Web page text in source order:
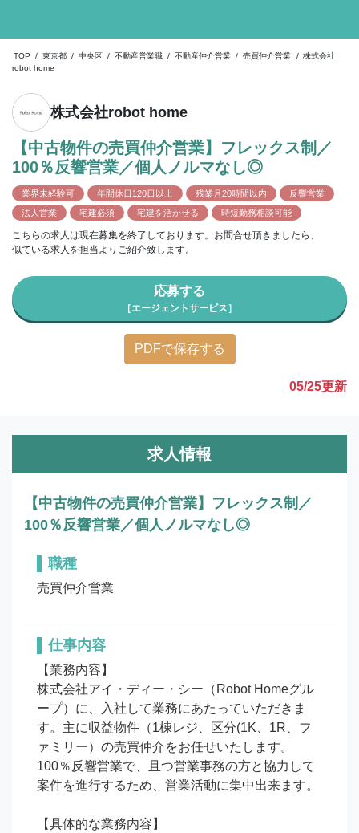
TOP / 東京都 / 中央区 / 不動産営業職 / 不動産仲介営業 / 売買仲介営業 / 株式会社
robot home
株式会社robot home
【中古物件の売買仲介営業】フレックス制／
100％反響営業／個人ノルマなし◎
業界未経験可 年間休日120日以上 残業月20時間以内
反響営業
法人営業
宅建必須 宅建を活かせる 時短勤務相談可能
こちらの求人は現在募集を終了しております。お問合せ頂きましたら、
似ている求人を担当よりご紹介致します。
応募する
［エージェントサービス］
PDFで保存する
05/25更新
求人情報
【中古物件の売買仲介営業】フレックス制／
100％反響営業／個人ノルマなし◎
職種
売買仲介営業
仕事内容
【業務内容】
株式会社アイ・ディー・シー（Robot Homeグル
ープ）に、入社して業務にあたっていただきま
す。主に収益物件（1棟レジ、区分(1K、1R、フ
ァミリー）の売買仲介をお任せいたします。
100％反響営業で、且つ営業事務の方と協力して
案件を進行するため、営業活動に集中出来ます。
【具体的な業務内容】